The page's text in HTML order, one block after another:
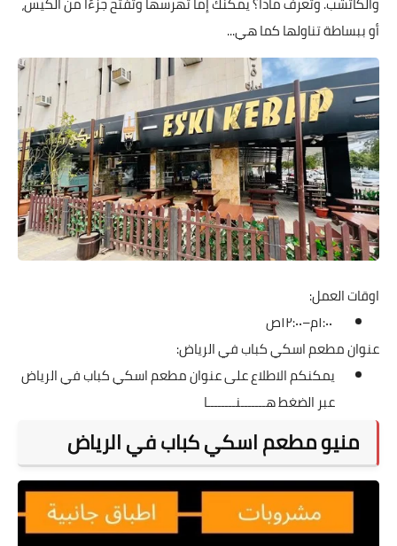
أو ببساطة تناولها كما هي...
اوقات العمل:
عنوان مطعم اسكي كباب في الرياض:
يمكنكم الاطلاع على عنوان مطعم اسكي كباب في الرياض
عبر الضغطهـــــــنــــــــا
منيو مطعم اسكي كباب في الرياض